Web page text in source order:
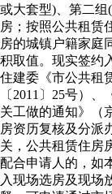
或大套型)、第二
房；按照公共租赁
房的城镇户籍家庭
积取值。现实签约
住建委《市公共租
〔2011〕25号）
关工做的通知》（
房资历复核及分派
关，公共租赁住房
配合申请人的，如
入现场选房及现场